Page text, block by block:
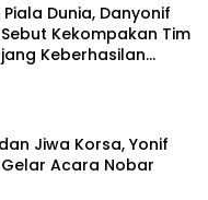
Dunia, Danyonif
Kekompakan Tim
Keberhasilan
Jiwa Korsa, Yonif
Acara Nobar